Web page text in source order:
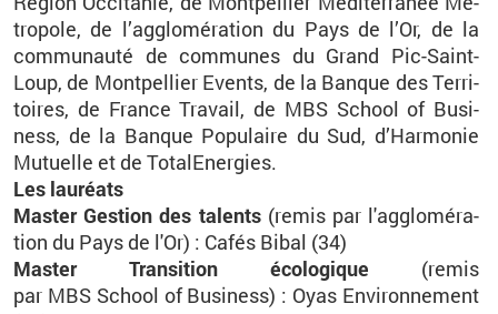
tro­pole, de l’ag­glo­mé­ra­tion du Pays de l’Or, de la
com­mu­nauté de com­munes du Grand Pic-Saint-
Loup, de Mont­pel­lier Events, de la Banque des Ter­ri­
toires, de France Tra­vail, de MBS School of Bu­si­
ness, de la Banque Po­pu­laire du Sud, d’Har­mo­nie
Mu­tuelle et de To­ta­lE­ner­gies.
Les lau­réats
Mas­ter Ges­tion des ta­lents (remis parl'ag­glo­mé­ra­
tion du Pays de l'Or) : Cafés Bibal (34)
Mas­ter Tran­si­tion éco­lo­gique
(remis
par MBS School of Bu­si­ness) : Oyas En­vi­ron­ne­ment